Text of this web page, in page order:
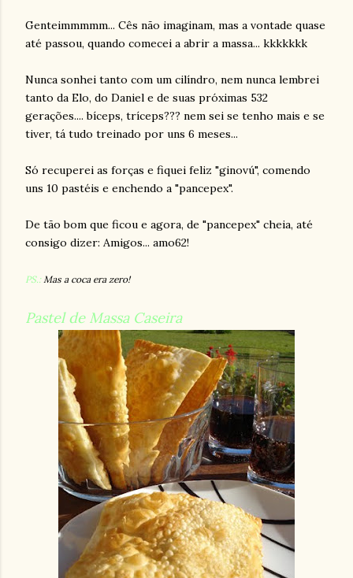
Genteimmmmm... Cês não imaginam, mas a vontade quase
até passou, quando comecei a abrir a massa... kkkkkkk
Nunca sonhei tanto com um cilíndro, nem nunca lembrei
tanto da Elo, do Daniel e de suas próximas 532
gerações.... bíceps, tríceps??? nem sei se tenho mais e se
tiver, tá tudo treinado por uns 6 meses...
Só recuperei as forças e fiquei feliz "ginovú", comendo
uns 10 pastéis e enchendo a "pancepex".
De tão bom que ficou e agora, de "pancepex" cheia, até
consigo dizer: Amigos... amo62!
PS.:Mas a coca era zero!
Pastel de Massa Caseira